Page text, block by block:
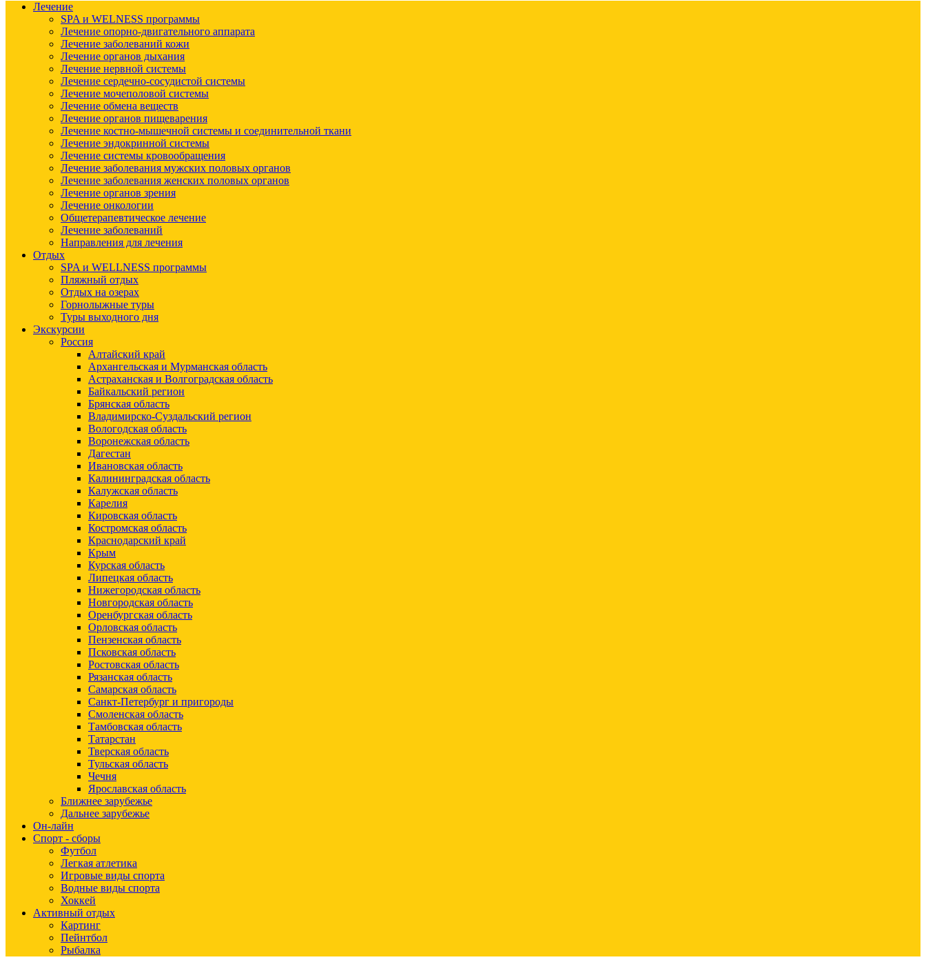
Лечение
SPA и WELNESS программы
Лечение опорно-двигательного аппарата
Лечение заболеваний кожи
Лечение органов дыхания
Лечение нервной системы
Лечение сердечно-сосудистой системы
Лечение мочеполовой системы
Лечение обмена веществ
Лечение органов пищеварения
Лечение костно-мышечной системы и соединительной ткани
Лечение эндокринной системы
Лечение системы кровообращения
Лечение заболевания мужских половых органов
Лечение заболевания женских половых органов
Лечение органов зрения
Лечение онкологии
Общетерапевтическое лечение
Лечение заболеваний
Направления для лечения
Отдых
SPA и WELLNESS программы
Пляжный отдых
Отдых на озерах
Горнолыжные туры
Туры выходного дня
Экскурсии
Россия
Алтайский край
Архангельская и Мурманская область
Астраханская и Волгоградская область
Байкальский регион
Брянская область
Владимирско-Суздальский регион
Вологодская область
Воронежская область
Дагестан
Ивановская область
Калининградская область
Калужская область
Карелия
Кировская область
Костромская область
Краснодарский край
Крым
Курская область
Липецкая область
Нижегородская область
Новгородская область
Оренбургская область
Орловская область
Пензенская область
Псковская область
Ростовская область
Рязанская область
Самарская область
Санкт-Петербург и пригороды
Смоленская область
Тамбовская область
Татарстан
Тверская область
Тульская область
Чечня
Ярославская область
Ближнее зарубежье
Дальнее зарубежье
Он-лайн
Спорт - сборы
Футбол
Легкая атлетика
Игровые виды спорта
Водные виды спорта
Хоккей
Активный отдых
Картинг
Пейнтбол
Рыбалка